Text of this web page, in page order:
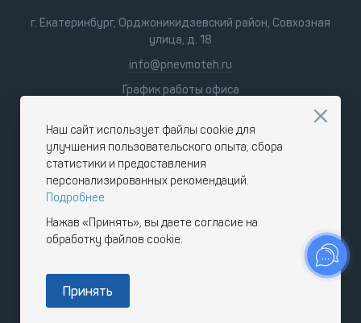
г. Екатеринбург, Орджоникидзевский район, Совхозная
улица, д. 18
info@pnevmoteh.ru
График работы офиса
сб-вс 9:00 - 18:00
Наш сайт использует файлы cookie для
улучшения пользовательского опыта, сбора
статистики и предоставления
персонализированных рекомендаций.
Подробнее
Нажав «Принять», вы даете согласие на
обработку файлов cookie.
Принять